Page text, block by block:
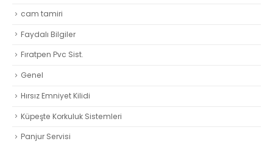
cam tamiri
Faydalı Bilgiler
Fıratpen Pvc Sist.
Genel
Hırsız Emniyet Kilidi
Küpeşte Korkuluk Sistemleri
Panjur Servisi